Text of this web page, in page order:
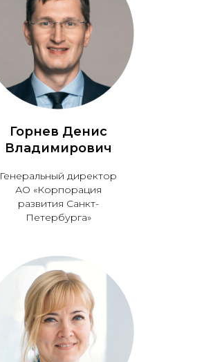
Горнев Денис
Владимирович
Генеральный директор
АО «Корпорация
развития Санкт-
Петербурга»